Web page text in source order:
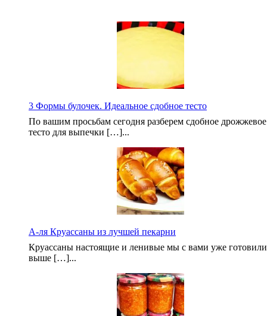
3 Формы булочек. Идеальное сдобное тесто
По вашим просьбам сегодня разберем сдобное дрожжевое
тесто для выпечки […]...
А-ля Круассаны из лучшей пекарни
Круассаны настоящие и ленивые мы с вами уже
выше […]...